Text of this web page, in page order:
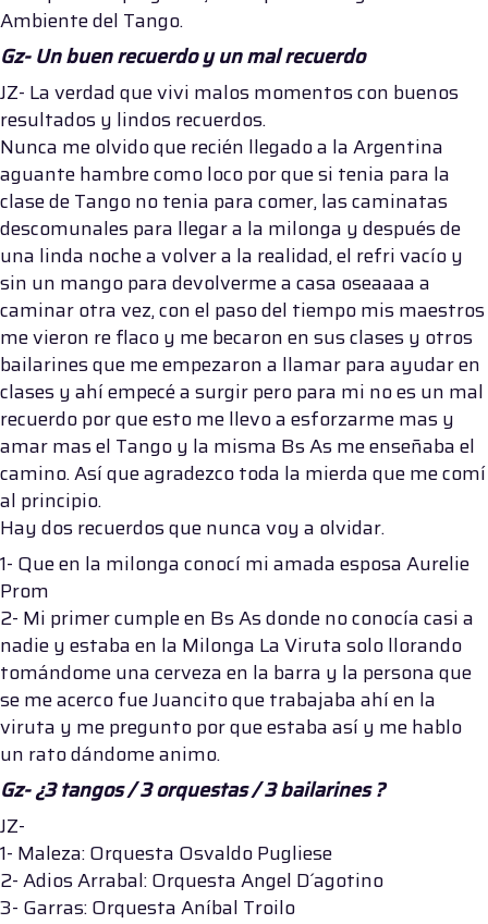
Ambiente del Tango.
Gz- Un buen recuerdo y un mal recuerdo
JZ- La verdad que vivi malos momentos con buenos
resultados y lindos recuerdos.
Nunca me olvido que recién llegado a la Argentina
aguante hambre como loco por que si tenia para la
clase de Tango no tenia para comer, las caminatas
descomunales para llegar a la milonga y después de
una linda noche a volver a la realidad, el refri vacío y
sin un mango para devolverme a casa oseaaaa a
caminar otra vez, con el paso del tiempo mis maestros
me vieron re flaco y me becaron en sus clases y otros
bailarines que me empezaron a llamar para ayudar en
clases y ahí empecé a surgir pero para mi no es un mal
recuerdo por que esto me llevo a esforzarme mas y
amar mas el Tango y la misma Bs As me enseñaba el
camino. Así que agradezco toda la mierda que me comí
al principio.
Hay dos recuerdos que nunca voy a olvidar.
1- Que en la milonga conocí mi amada esposa Aurelie
Prom
2- Mi primer cumple en Bs As donde no conocía casi a
nadie y estaba en la Milonga La Viruta solo llorando
tomándome una cerveza en la barra y la persona que
se me acerco fue Juancito que trabajaba ahí en la
viruta y me pregunto por que estaba así y me hablo
un rato dándome animo.
Gz- ¿3 tangos / 3 orquestas / 3 bailarines ?
JZ-
1- Maleza: Orquesta Osvaldo Pugliese
2- Adios Arrabal: Orquesta Angel D´agotino
3- Garras: Orquesta Aníbal Troilo